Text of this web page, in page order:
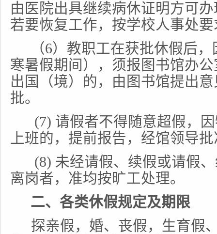
由医院出具继续病休证明方可
若要恢复工作，按学校人事处
（6）教职工在获批休假后
寒暑假期间），须报图书馆办
出国（境）的，由图书馆提出
批。
(7) 请假者不得随意超假，
上班的，提前报告，经馆领导
(8) 未经请假、续假或请假
离岗者，准均按旷工处理。
二、各类休假规定及期限
探亲假，婚、丧假，生育假